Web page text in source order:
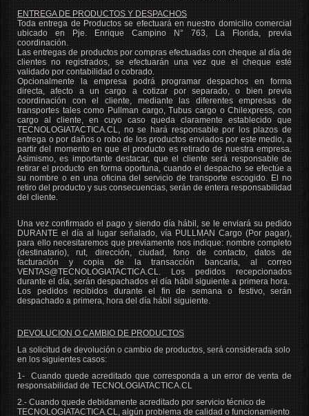
ENTREGA DE PRODUCTOS Y DESPACHOS
Toda entrega de Productos se efectuará en nuestro domicilio comercial
ubicado en Pje. Enrique Campino N° 763, La Florida, previa
coordinación.
Las entregas de productos por compras efectuadas con cheque al día de
clientes no registrados, se efectuarán una vez que el cheque esté
validado por contabilidad o cobrado.
Opcionalmente la empresa podrá programar despachos en forma
directa, afecto a un cargo a cotizar por separado, o bien previa
coordinación con el cliente, mediante las diferentes empresas de
transportes tales como Pullman cargo, Tubus cargo o Chilexpress, con
cargo al cliente, en cuyo caso queda claramente establecido que
TECNOLOGIATACTICA.CL, no se hará responsable por los plazos de
entrega o por daños o robo de los productos enviados por este medio, a
partir del momento en que el producto es retirado de nuestra empresa.
Asimismo, es importante destacar, que el cliente será responsable de
retirar el producto en forma oportuna, cuando el despacho se efectúe a
su nombre o en una oficina del servicio de transporte escogido. El no
retiro del producto y sus consecuencias, serán de entera responsabilidad
del cliente.
Una vez confirmado el pago y siendo día hábil, se le enviará su pedido
DURANTE el día al lugar señalado, vía PULLMAN Cargo (Por pagar),
para ello necesitaremos que previamente nos indique: nombre completo
(destinatario), rut, dirección, ciudad, fono de contacto, datos de
facturación y copia de la transacción bancaria, al correo
VENTAS@TECNOLOGIATACTICA.CL. Los pedidos recepcionados
durante el día, serán despachados el día hábil siguiente a primera hora.
Los pedidos recibidos durante el fin de semana o festivo, serán
despachado a primera, hora del día hábil siguiente.
DEVOLUCION O CAMBIO DE PRODUCTOS
La solicitud de devolución o cambio de productos, será considerada solo
en los siguientes casos:
1- Cuando quede acreditado que corresponda a un error de venta de
responsabilidad deTECNOLOGIATACTICA.CL
2.- Cuando quede debidamente acreditado por servicio técnico de
TECNOLOGIATACTICA.CL, algún problema de calidad o funcionamiento